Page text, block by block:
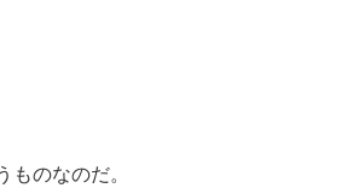
のなのだ。